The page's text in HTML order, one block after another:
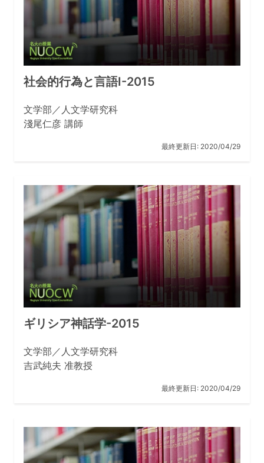
社会的行為と言語I-2015
文学部／人文学研究科
淺尾仁彦 講師
最終更新日: 2020/04/29
ギリシア神話学-2015
文学部／人文学研究科
吉武純夫 准教授
最終更新日: 2020/04/29